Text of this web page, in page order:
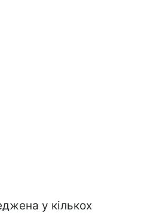
у кількох